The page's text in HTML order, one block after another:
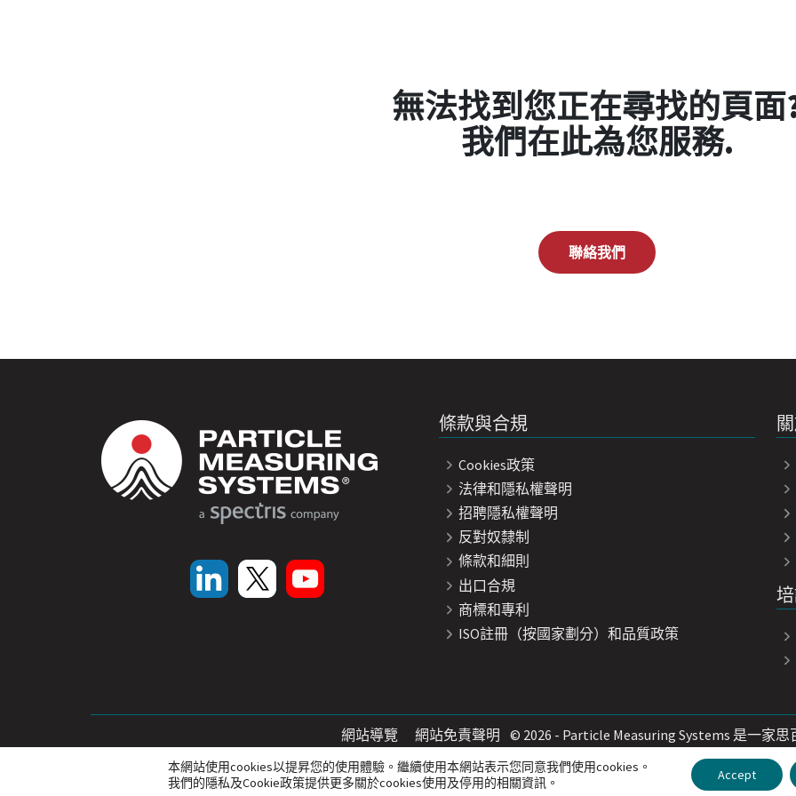
Podcast: Bonus
Incubation and
Introducing the
Counter
無法找到您正在尋找的頁面
我們在此為您服務.
聯絡我們
條款與合規
Cookies政策
法律和隱私權聲明
招聘隱私權聲明
反對奴隸制
條款和細則
出口合規
商標和專利
ISO註冊（按國家劃分）和品質政策
網站導覽 網站免責聲明 © 2026 - Particle Measuring Systems 是一家思
本網站使用cookies以提昇您的使用體驗。繼續使用本網站表示您同意我們使用cookies。
我們的隱私及Cookie政策提供更多關於cookies使用及停用的相關資訊。
Accept